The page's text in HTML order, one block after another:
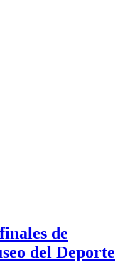
de
del Deporte